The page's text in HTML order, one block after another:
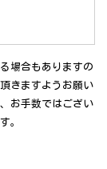
場合もありますの
きますようお願い
お手数ではござい
。